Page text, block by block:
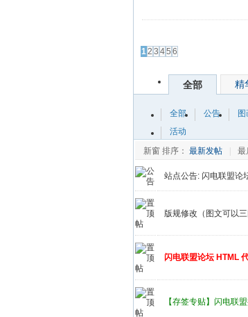
12 3 45 6
全部 精
全部 公告 图
活动
新窗 排序： 最新发帖 最
站点公告: 闪电联盟论
版规修改（图文可以三
闪电联盟论坛 HTML
【存签专贴】闪电联